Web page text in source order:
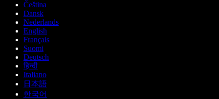
Čeština
Dansk
Nederlands
English
Français
Suomi
Deutsch
हिन्दी
Italiano
日本語
한국어